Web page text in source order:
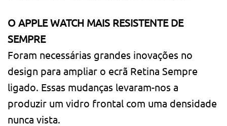
O APPLE WATCH MAIS RESISTENTE DE
SEMPRE
Foram necessárias grandes inovações no
design para ampliar o ecrã Retina Sempre
ligado. Essas mudanças levaram-nos a
produzir um vidro frontal com uma densidade
nunca vista.